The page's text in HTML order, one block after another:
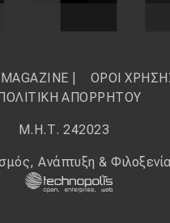
| ΟΡΟΙ
ΠΟΛΙΤΙΚΗ ΑΠΟΡΡΗΤΟΥ
Μ.Η.Τ. 242023
Ανάπτυξη &